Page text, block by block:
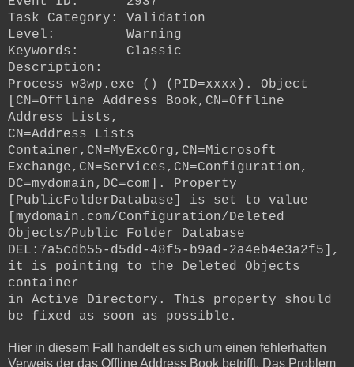
Task Category: Validation
Level: Warning
Keywords: Classic
Description:
Process w3wp.exe () (PID=xxxx). Object
[CN=Offline Address Book,CN=Offline
Address Lists,
CN=Address Lists
Container,CN=MyExcOrg,CN=Microsoft
Exchange,CN=Services,CN=Configuration,
DC=mydomain,DC=com]. Property
[PublicFolderDatabase] is set to value
[mydomain.com/Configuration/Deleted
Objects/Public Folder Database
DEL:7a5cdb55-d5dd-48f5-b9ad-2a4eb4e3a2f5],
it is pointing to the Deleted Objects
container
in Active Directory. This property should
be fixed as soon as possible.
Hier in diesem Fall handelt es sich um einen fehlerhaften
Verweis der das Offline Address Book betrifft. Das Problem